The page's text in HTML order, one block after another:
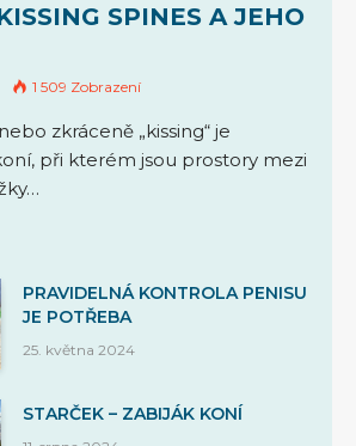
SPINES A JEHO
1 509 Zobrazení
zkráceně „kissing“ je
při kterém jsou prostory mezi
PRAVIDELNÁ KONTROLA PENISU
JE POTŘEBA
25. května 2024
STARČEK – ZABIJÁK KONÍ